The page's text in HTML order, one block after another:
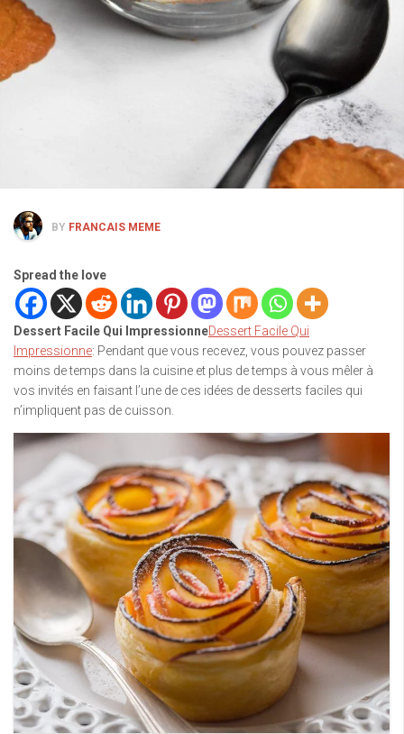
BY FRANCAIS MEME
Spread the love
Dessert Facile Qui ImpressionneDessert Facile Qui
Impressionne: Pendant que vous recevez, vous pouvez passer
moins de temps dans la cuisine et plus de temps à vous mêler à
vos invités en faisant l’une de ces idées de desserts faciles qui
n’impliquent pas de cuisson.